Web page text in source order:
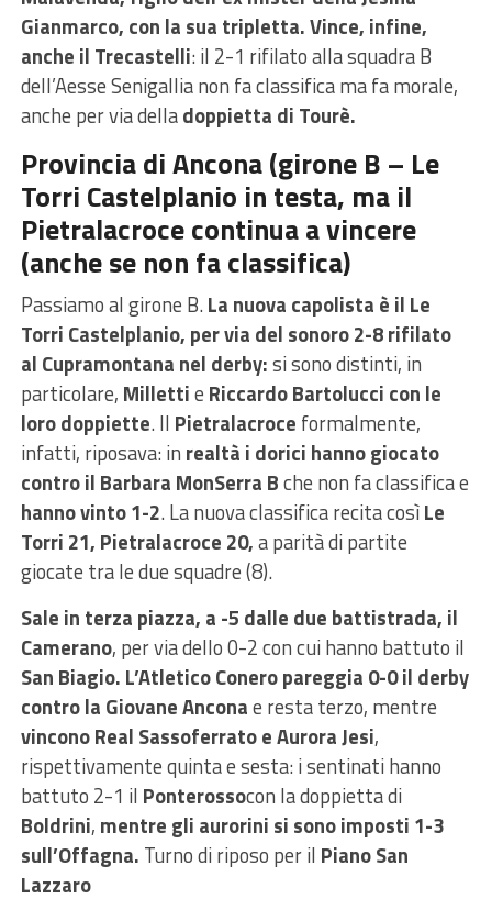
Gianmarco, con la sua tripletta.Vince, infine,
anche il Trecastelli: il 2-1 rifilato alla squadra B
dell’Aesse Senigallia non fa classifica ma fa morale,
anche per via delladoppietta di Tourè.
Provincia di Ancona (girone B – Le
Torri Castelplanio in testa, ma il
Pietralacroce continua a vincere
(anche se non fa classifica)
Passiamo al girone B.La nuova capolista è il Le
Torri Castelplanio, per via del sonoro 2-8 rifilato
al Cupramontana nel derby:si sono distinti, in
particolare, Millettie Riccardo Bartolucci con le
loro doppiette. Il Pietralacroce formalmente,
infatti, riposava: in realtà i dorici hanno giocato
contro il Barbara MonSerra Bche non fa classifica e
hanno vinto 1-2. La nuova classifica recita cosìLe
Torri 21, Pietralacroce 20,a parità di partite
giocate tra le due squadre (8).
Sale in terza piazza, a -5 dalle due battistrada, il
Camerano, per via dello 0-2 con cui hanno battuto il
San Biagio. L’Atletico Conero pareggia 0-0 il derby
contro la Giovane Anconae resta terzo, mentre
vincono Real Sassoferrato e Aurora Jesi,
rispettivamente quinta e sesta: i sentinati hanno
battuto 2-1 il Ponterossocon la doppietta di
Boldrini, mentre gli aurorini si sono imposti 1-3
sull’Offagna. Turno di riposo per il Piano San
Lazzaro